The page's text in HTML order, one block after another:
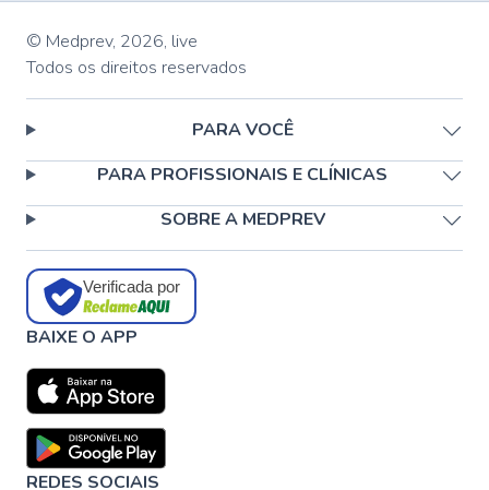
© Medprev, 2026, live
Todos os direitos reservados
PARA VOCÊ
PARA PROFISSIONAIS E CLÍNICAS
SOBRE A MEDPREV
Verificada por
BAIXE O APP
REDES SOCIAIS